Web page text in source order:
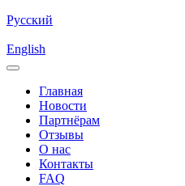
Русский
English
Главная
Новости
Партнёрам
Отзывы
О нас
Контакты
FAQ